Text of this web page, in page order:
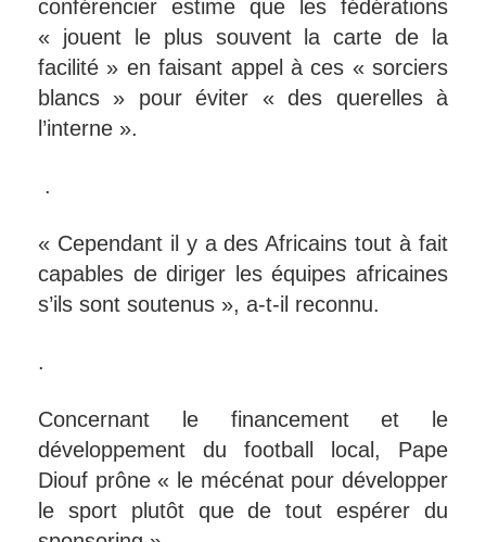
conférencier estime que les fédérations
« jouent le plus souvent la carte de la
facilité » en faisant appel à ces « sorciers
blancs » pour éviter « des querelles à
l’interne ».
.
« Cependant il y a des Africains tout à fait
capables de diriger les équipes africaines
s’ils sont soutenus », a-t-il reconnu.
.
Concernant le financement et le
développement du football local, Pape
Diouf prône « le mécénat pour développer
le sport plutôt que de tout espérer du